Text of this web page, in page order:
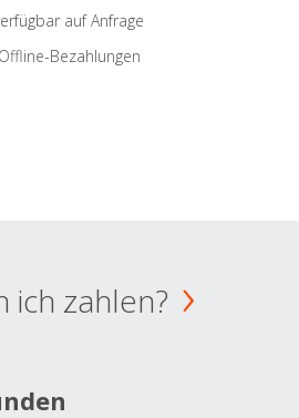
auf Anfrage
Bezahlungen
ich zahlen?